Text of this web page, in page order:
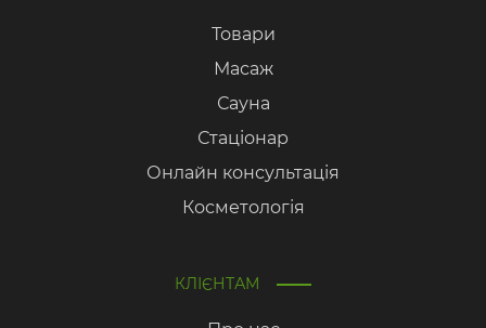
Товари
Масаж
Сауна
Стаціонар
Онлайн консультація
Косметологія
КЛІЄНТАМ